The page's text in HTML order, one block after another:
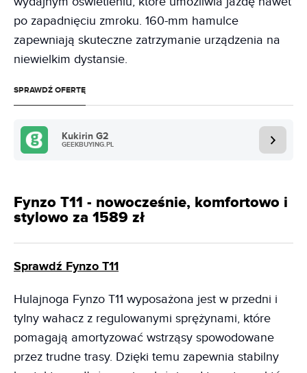
po zapadnięciu zmroku. 160-mm hamulce
zapewniają skuteczne zatrzymanie urządzenia na
niewielkim dystansie.
SPRAWDŹ OFERTĘ
Kukirin G2
GEEKBUYING.PL
Fynzo T11 - nowocześnie, komfortowo i
stylowo za 1589 zł
Sprawdź Fynzo T11
Hulajnoga Fynzo T11 wyposażona jest w przedni i
tylny wahacz z regulowanymi sprężynami, które
pomagają amortyzować wstrząsy spowodowane
przez trudne trasy. Dzięki temu zapewnia stabilny